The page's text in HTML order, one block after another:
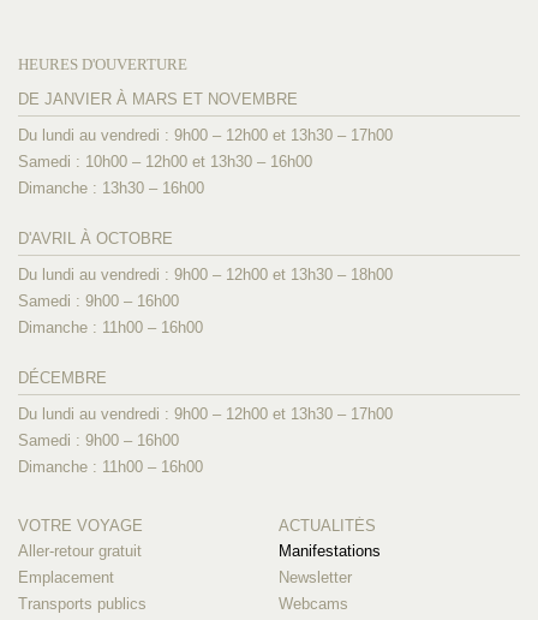
HEURES D'OUVERTURE
DE JANVIER À MARS ET NOVEMBRE
Du lundi au vendredi : 9h00 – 12h00 et 13h30 – 17h00
Samedi : 10h00 – 12h00 et 13h30 – 16h00
Dimanche : 13h30 – 16h00
D'AVRIL À OCTOBRE
Du lundi au vendredi : 9h00 – 12h00 et 13h30 – 18h00
Samedi : 9h00 – 16h00
Dimanche : 11h00 – 16h00
DÉCEMBRE
Du lundi au vendredi : 9h00 – 12h00 et 13h30 – 17h00
Samedi : 9h00 – 16h00
Dimanche : 11h00 – 16h00
VOTRE VOYAGE
Aller-retour gratuit
Emplacement
Transports publics
ACTUALITÉS
Manifestations
Newsletter
Webcams